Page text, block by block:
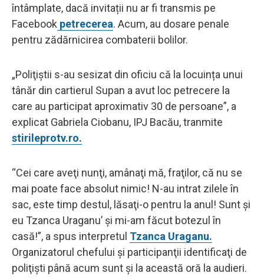
întâmplate, dacă invitații nu ar fi transmis pe
Facebook petrecerea. Acum, au dosare penale
pentru zădărnicirea combaterii bolilor.
„Poliţiştii s-au sesizat din oficiu că la locuința unui
tânăr din cartierul Supan a avut loc petrecere la
care au participat aproximativ 30 de persoane”, a
explicat Gabriela Ciobanu, IPJ Bacău, tranmite
stirileprotv.ro.
“Cei care aveţi nunţi, amânaţi mă, fraţilor, că nu se
mai poate face absolut nimic! N-au intrat zilele în
sac, este timp destul, lăsaţi-o pentru la anul! Sunt şi
eu Tzanca Uraganu’ şi mi-am făcut botezul în
casă!”, a spus interpretul Tzanca Uraganu.
Organizatorul chefului şi participanţii identificaţi de
poliţişti până acum sunt și la această oră la audieri.